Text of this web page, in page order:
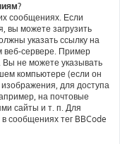
сообщениях. Если
вы можете загрузить
указать ссылку на
веб-сервере. Пример
не можете указывать
компьютере (если он
для доступа
на почтовые
сайты и т. п. Для
сообщениях тег BBCode